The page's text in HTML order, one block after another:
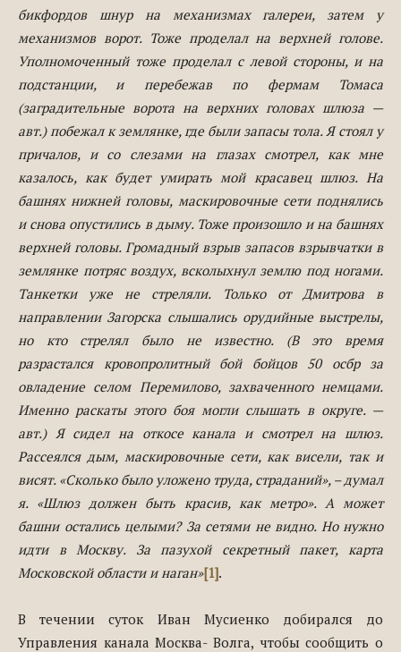
бикфордов шнур на механизмах галереи, затем у
механизмов ворот. Тоже проделал на верхней голове.
Уполномоченный тоже проделал с левой стороны, и на
подстанции, и перебежав по фермам Томаса
(заградительные ворота на верхних головах шлюза —
авт.) побежал к землянке, где были запасы тола. Я стоял у
причалов, и со слезами на глазах смотрел, как мне
казалось, как будет умирать мой красавец шлюз. На
башнях нижней головы, маскировочные сети поднялись
и снова опустились в дыму. Тоже произошло и на башнях
верхней головы. Громадный взрыв запасов взрывчатки в
землянке потряс воздух, всколыхнул землю под ногами.
Танкетки уже не стреляли. Только от Дмитрова в
направлении Загорска слышались орудийные выстрелы,
но кто стрелял было не известно. (В это время
разрастался кровопролитный бой бойцов 50 осбр за
овладение селом Перемилово, захваченного немцами.
Именно раскаты этого боя могли слышать в округе. —
авт.) Я сидел на откосе канала и смотрел на шлюз.
Рассеялся дым, маскировочные сети, как висели, так и
висят. «Сколько было уложено труда, страданий», – думал
я. «Шлюз должен быть красив, как метро». А может
башни остались целыми? За сетями не видно. Но нужно
идти в Москву. За пазухой секретный пакет, карта
Московской области и наган»[1].
В течении суток Иван Мусиенко добирался до
Управления канала Москва- Волга, чтобы сообщить о